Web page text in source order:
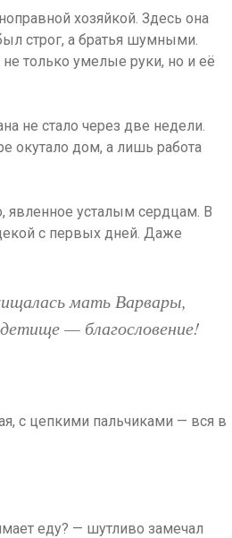
хозяйкой. Здесь она
строг, а братья шумными.
только умелые руки, но и её
не стало через две недели.
окутало дом, а лишь работа
явленное усталым сердцам. В
с первых дней. Даже
мать Варвары,
— благословение!
с цепкими пальчиками — вся в
еду? — шутливо замечал